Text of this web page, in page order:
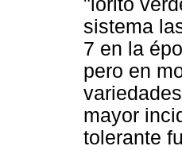
sistema
7 en la
pero en
mayor
tolerante